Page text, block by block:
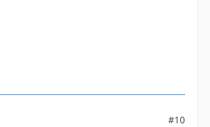
#10